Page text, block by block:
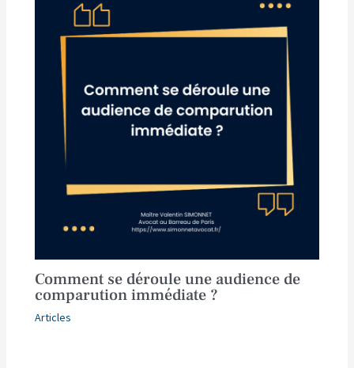
Comment se déroule une audience de
comparution immédiate ?
Articles